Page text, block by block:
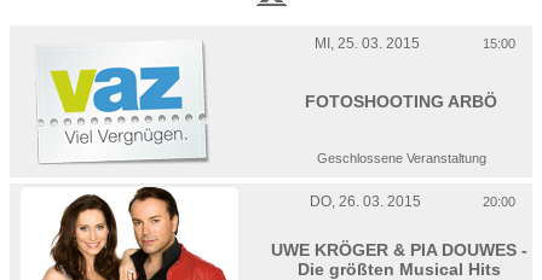
MI, 25. 03. 2015 15:00
FOTOSHOOTING ARBÖ
Geschlossene Veranstaltung
DO, 26. 03. 2015 20:00
UWE KRÖGER & PIA DOUWES -
Die größten Musical Hits